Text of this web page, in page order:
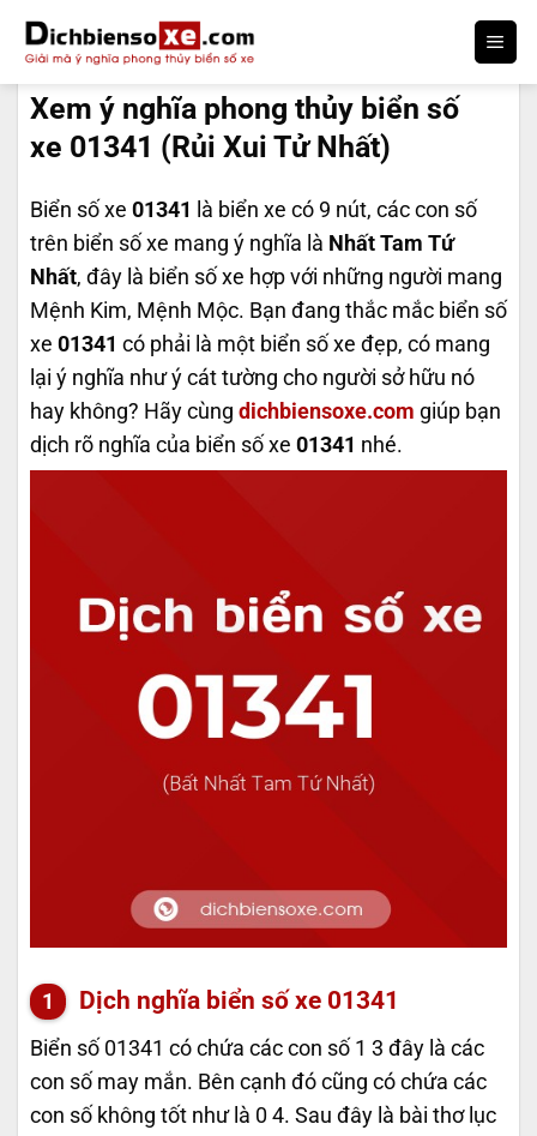
qua
nội
dungXem ý nghĩa phong thủy biển số
xe 01341 (Rủi Xui Tử Nhất)
Biển số xe 01341 là biển xe có 9 nút, các con số
trên biển số xe mang ý nghĩa là Nhất Tam Tứ
Nhất, đây là biển số xe hợp với những người mang
Mệnh Kim, Mệnh Mộc. Bạn đang thắc mắc biển số
xe 01341 có phải là một biển số xe đẹp, có mang
lại ý nghĩa như ý cát tường cho người sở hữu nó
hay không? Hãy cùng dichbiensoxe.com giúp bạn
dịch rõ nghĩa của biển số xe 01341 nhé.
Dịch nghĩa biển số xe 01341
Biển số 01341 có chứa các con số 1 3 đây là các
con số may mắn. Bên cạnh đó cũng có chứa các
con số không tốt như là 0 4. Sau đây là bài thơ lục